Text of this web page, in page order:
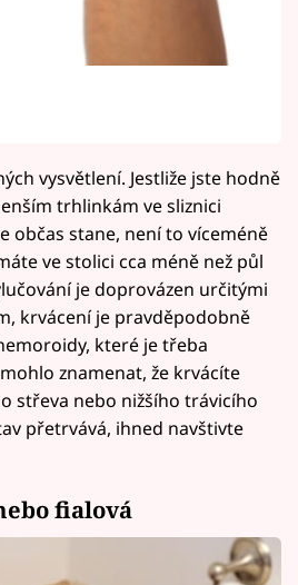
vysvětlení. Jestliže jste hodně
trhlinkám ve sliznici
občas stane, není to víceméně
ve stolici cca méně než půl
je doprovázen určitými
krvácení je pravděpodobně
které je třeba
znamenat, že krvácíte
střeva nebo nižšího trávicího
přetrvává, ihned navštivte
fialová